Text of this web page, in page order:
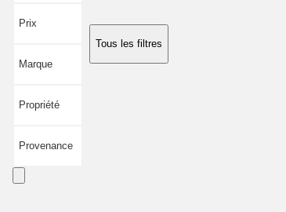
Prix
Marque
Propriété
Provenance
Tous les filtres